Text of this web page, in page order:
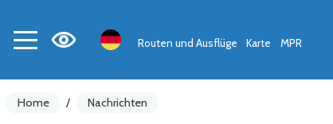
Routen und Ausflüge Karte MPR
Home / Nachrichten